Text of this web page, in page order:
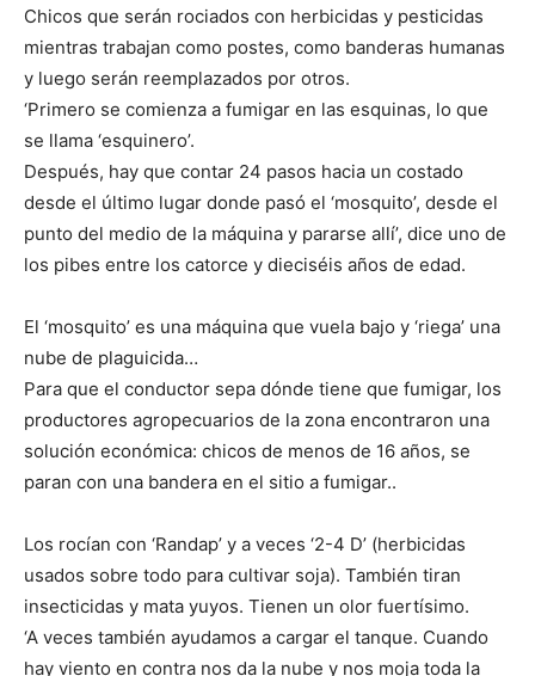
Chicos que serán rociados con herbicidas y pesticidas
mientras trabajan como postes, como banderas humanas
y luego serán reemplazados por otros.
‘Primero se comienza a fumigar en las esquinas, lo que
se llama ‘esquinero’.
Después, hay que contar 24 pasos hacia un costado
desde el último lugar donde pasó el ‘mosquito’, desde el
punto del medio de la máquina y pararse allí’, dice uno de
los pibes entre los catorce y dieciséis años de edad.
El ‘mosquito’ es una máquina que vuela bajo y ‘riega’ una
nube de plaguicida…
Para que el conductor sepa dónde tiene que fumigar, los
productores agropecuarios de la zona encontraron una
solución económica: chicos de menos de 16 años, se
paran con una bandera en el sitio a fumigar..
Los rocían con ‘Randap’ y a veces ‘2-4 D’ (herbicidas
usados sobre todo para cultivar soja). También tiran
insecticidas y mata yuyos. Tienen un olor fuertísimo.
‘A veces también ayudamos a cargar el tanque. Cuando
hay viento en contra nos da la nube y nos moja toda la